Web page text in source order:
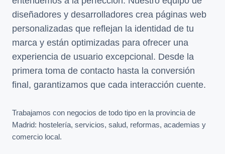
diseñadores y desarrolladores crea páginas web
personalizadas que reflejan la identidad de tu
marca y están optimizadas para ofrecer una
experiencia de usuario excepcional. Desde la
primera toma de contacto hasta la conversión
final, garantizamos que cada interacción cuente.
Trabajamos con negocios de todo tipo en la provincia de
Madrid: hostelería, servicios, salud, reformas, academias y
comercio local.